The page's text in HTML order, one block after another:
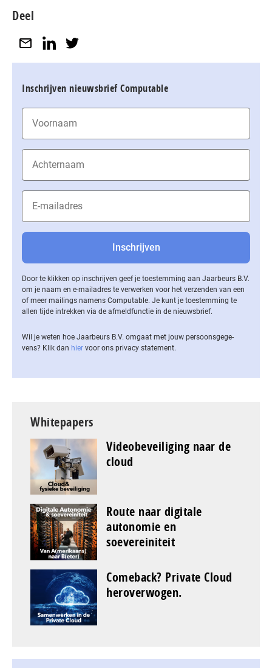
Deel
Inschrijven nieuwsbrief Computable
Door te klikken op inschrijven geef je toestemming aan Jaarbeurs B.V.
om je naam en e-mailadres te verwerken voor het verzenden van een
of meer mailings namens Computable. Je kunt je toestemming te
allen tijde intrekken via de af­meld­func­tie in de nieuwsbrief.
Wil je weten hoe Jaarbeurs B.V. omgaat met jouw per­soons­ge­ge­
vens? Klik dan hier voor ons privacy statement.
Whitepapers
Videobeveiliging naar de
cloud
Route naar digitale
autonomie en
soevereiniteit
Comeback? Private Cloud
heroverwogen.